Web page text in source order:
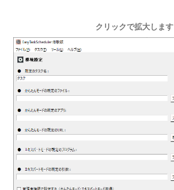
クリックで拡大します